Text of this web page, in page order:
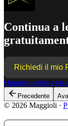
Continua a
Richiedi il mio
Oppure acquista un
Precedente
© 2026 Maggioli ·